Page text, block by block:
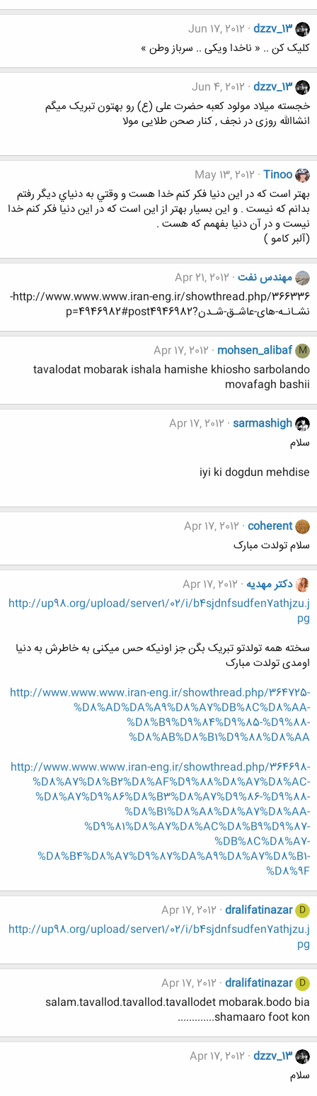
dzzv_13
Jun 17, 2012
کلیک کن .. « ناخدا ویکی .. سرباز وطن »
dzzv_13
Jun 4, 2012
خجسته میلاد مولود کعبه حضرت علی (ع) رو بهتون تبریک میگم
انشاالله روزی در نجف , کنار صحن طلایی مولا
Tinoo
May 13, 2012
بهتر است که در اين دنيا فکر کنم خدا هست و وقتي به دنياي ديگر رفتم
بدانم که نيست . و اين بسيار بهتر از اين است که در اين دنيا فکر کنم خدا
نيست و در آن دنيا بفهمم که هست .
(آلبر کامو )
مهندس نفت Apr 21, 2012
http://www.www.www.iran-eng.ir/showthread.php/366336-
نشـانـه-های-عاشـق-شـدن?p=4946982#post4946982
M
mohsen_alibaf
Apr 17, 2012
tavalodat mobarak ishala hamishe khiosho sarbolando
movafagh bashii
sarmashigh
Apr 17, 2012
سلام
iyi ki dogdun mehdise
coherent
Apr 17, 2012
سلام تولدت مبارک
دکتر مهدیه Apr 17, 2012
http://up98.org/upload/server1/02/i/b4sjdnfsudfen7athjzu.j
pg
سخته همه تولدتو تبریک بگن جز اونیکه حس میکنی به خاطرش به دنیا
اومدی تولدت مبارک
http://www.www.www.iran-eng.ir/showthread.php/364725-
%D8%AD%DA%A9%D8%A7%DB%8C%D8%AA-
%D8%B9%D9%84%D9%85-%D9%88-
%D8%AB%D8%B1%D9%88%D8%AA
http://www.www.www.iran-eng.ir/showthread.php/364698-
%D8%A7%D8%B2%D8%AF%D9%88%D8%A7%D8%AC-
%D8%A7%D9%86%D8%B3%D8%A7%D9%86-%D9%88-
%D8%B1%D8%A8%D8%A7%D8%AA-
%D9%81%D8%A7%D8%AC%D8%B9%D9%87-
%DB%8C%D8%A7-
%D8%B4%D8%A7%D9%87%DA%A9%D8%A7%D8%B1-
%D8%9F
D
dralifatinazar
Apr 17, 2012
http://up98.org/upload/server1/02/i/b4sjdnfsudfen7athjzu.j
pg
D
dralifatinazar
Apr 17, 2012
salam.tavallod.tavallod.tavallodet mobarak.bodo bia
shamaaro foot kon.............
dzzv_13
Apr 17, 2012
سلام